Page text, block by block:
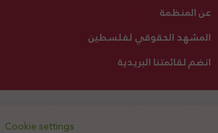
عن المنظمة
المشهد الحقوقي لفلسطين
انضم لقائمتنا البريدية
اتصل بنا تبرع لنا
Cookie settings